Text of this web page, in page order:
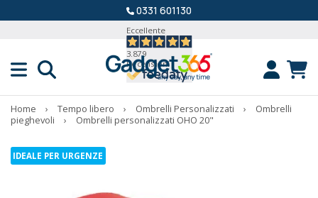
0331 601130
Eccellente
3.879
Recensioni
Home › Tempo libero › Ombrelli Personalizzati ›
Ombrelli
pieghevoli
› Ombrelli personalizzati OHO 20"
IDEALE PER URGENZE